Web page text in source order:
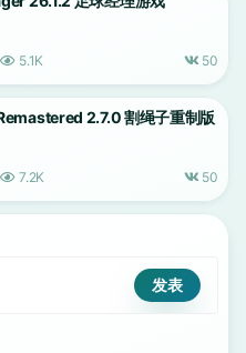
5.1K 50
2.7.0 割绳子重制版
7.2K 50